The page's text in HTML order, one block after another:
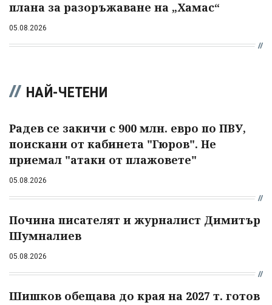
плана за разоръжаване на „Хамас“
05.08.2026
НАЙ-ЧЕТЕНИ
Радев се закичи с 900 млн. евро по ПВУ,
поискани от кабинета "Гюров". Не
приемал "атаки от плажовете"
05.08.2026
Почина писателят и журналист Димитър
Шумналиев
05.08.2026
Шишков обещава до края на 2027 т. готов